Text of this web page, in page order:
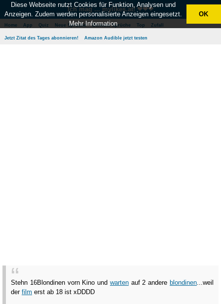
Ich mag ... mylikes.at! ❤❤❤
Home App Quiz Neue Sprüche Beliebte Sprüche Top Zufall
Jetzt Zitat des Tages abonnieren! Amazon Audible jetzt testen
Stehn 16Blondinen vorn Kino und wartenauf 2 andere blondinen...weil
der film erst ab 18 ist xDDDD
Diese Webseite nutzt Cookies für Funktion, Analysen und
Anzeigen. Zudem werden personalisierte Anzeigen eingesetzt.
Mehr Information
OK